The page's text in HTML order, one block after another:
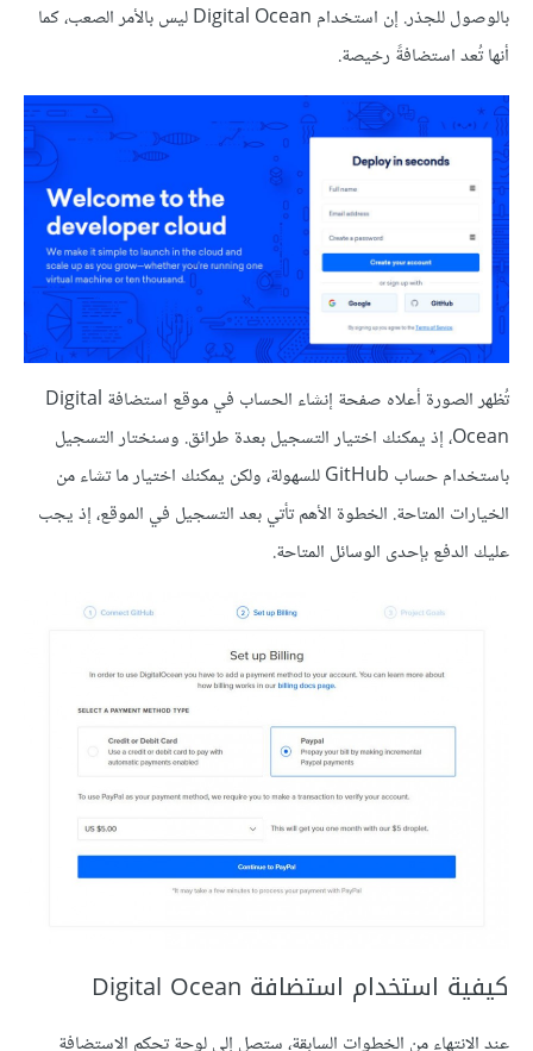
بالوصول للجذر. إن استخدام Digital Ocean ليس بالأمر الصعب، كما
أنها تُعد استضافةً رخيصة.
تُظهر الصورة أعلاه صفحة إنشاء الحساب في موقع استضافة Digital
Ocean، إذ يمكنك اختيار التسجيل بعدة طرائق. وسنختار التسجيل
باستخدام حساب GitHub للسهولة، ولكن يمكنك اختيار ما تشاء من
الخيارات المتاحة. الخطوة الأهم تأتي بعد التسجيل في الموقع، إذ يجب
عليك الدفع بإحدى الوسائل المتاحة.
كيفية استخدام استضافة Digital Ocean
عند الانتهاء من الخطوات السابقة، ستصل إلى لوحة تحكم الاستضافة